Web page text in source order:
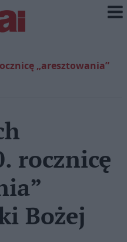
„aresztowania”
rocznicę
Bożej